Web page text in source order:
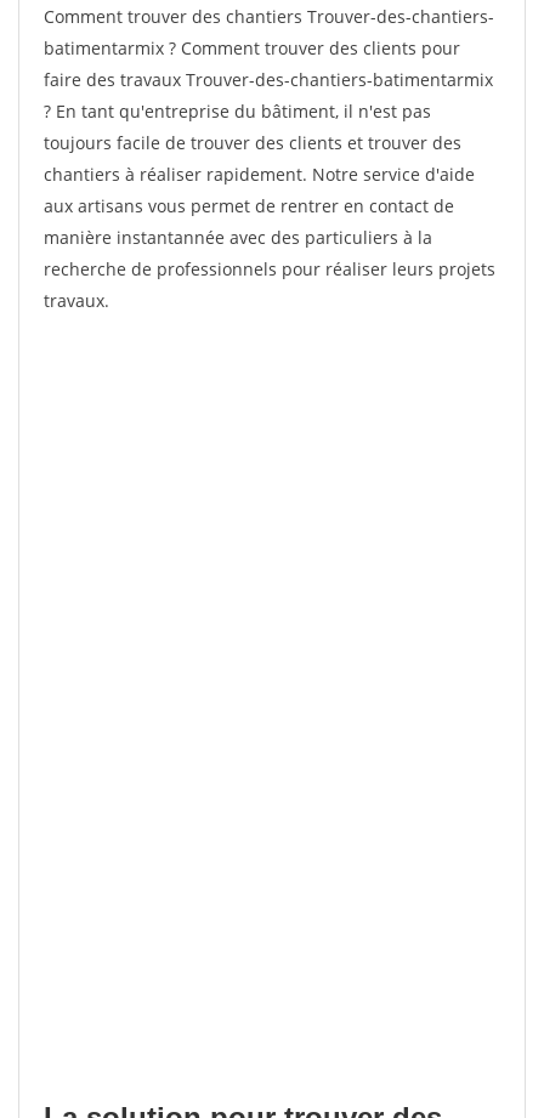
Comment trouver des chantiers Trouver-des-chantiers-
batimentarmix ? Comment trouver des clients pour
faire des travaux Trouver-des-chantiers-batimentarmix
? En tant qu'entreprise du bâtiment, il n'est pas
toujours facile de trouver des clients et trouver des
chantiers à réaliser rapidement. Notre service d'aide
aux artisans vous permet de rentrer en contact de
manière instantannée avec des particuliers à la
recherche de professionnels pour réaliser leurs projets
travaux.